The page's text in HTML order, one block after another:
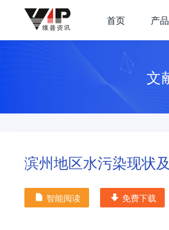
首页 产
文
滨州地区水污染现状
智能阅读 免费下载